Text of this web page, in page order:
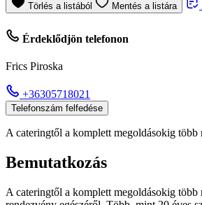
Törlés a listából Mentés a listára
Érdeklődjön telefonon
Frics Piroska
+36305718021
Telefonszám felfedése
A cateringtől a komplett megoldásokig több
Bemutatkozás
A cateringtől a komplett megoldásokig